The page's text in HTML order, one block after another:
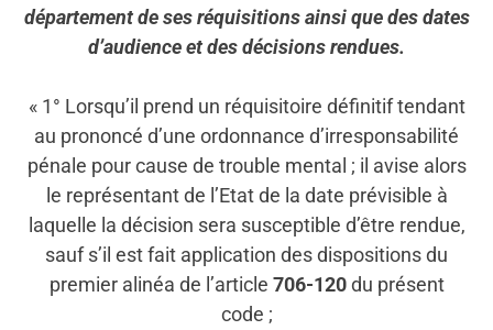
département de ses réquisitions ainsi que des dates
d’audience et des décisions rendues.
« 1° Lorsqu’il prend un réquisitoire définitif tendant
au prononcé d’une ordonnance d’irresponsabilité
pénale pour cause de trouble mental ; il avise alors
le représentant de l’Etat de la date prévisible à
laquelle la décision sera susceptible d’être rendue,
sauf s’il est fait application des dispositions du
premier alinéa de l’article 706-120du présent
code ;